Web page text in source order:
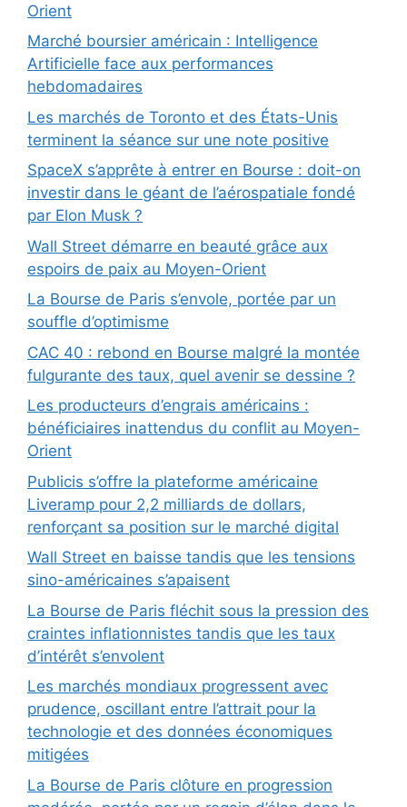
Orient
Marché boursier américain : Intelligence
Artificielle face aux performances
hebdomadaires
Les marchés de Toronto et des États-Unis
terminent la séance sur une note positive
SpaceX s’apprête à entrer en Bourse : doit-on
investir dans le géant de l’aérospatiale fondé
par Elon Musk ?
Wall Street démarre en beauté grâce aux
espoirs de paix au Moyen-Orient
La Bourse de Paris s’envole, portée par un
souffle d’optimisme
CAC 40 : rebond en Bourse malgré la montée
fulgurante des taux, quel avenir se dessine ?
Les producteurs d’engrais américains :
bénéficiaires inattendus du conflit au Moyen-
Orient
Publicis s’offre la plateforme américaine
Liveramp pour 2,2 milliards de dollars,
renforçant sa position sur le marché digital
Wall Street en baisse tandis que les tensions
sino-américaines s’apaisent
La Bourse de Paris fléchit sous la pression des
craintes inflationnistes tandis que les taux
d’intérêt s’envolent
Les marchés mondiaux progressent avec
prudence, oscillant entre l’attrait pour la
technologie et des données économiques
mitigées
La Bourse de Paris clôture en progression